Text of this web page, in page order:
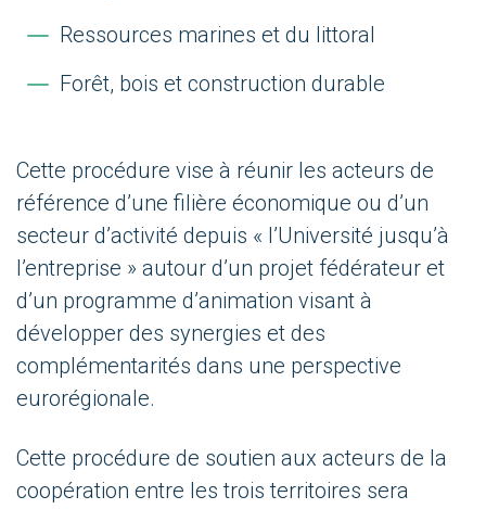
Ressources marines et du littoral
Forêt, bois et construction durable
Cette procédure vise à réunir les acteurs de
référence d’une filière économique ou d’un
secteur d’activité depuis « l’Université jusqu’à
l’entreprise » autour d’un projet fédérateur et
d’un programme d’animation visant à
développer des synergies et des
complémentarités dans une perspective
eurorégionale.
Cette procédure de soutien aux acteurs de la
coopération entre les trois territoires sera